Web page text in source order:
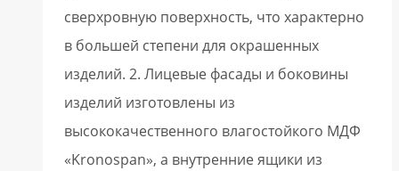
сверхровную поверхность, что характерно
в большей степени для окрашенных
изделий. 2. Лицевые фасады и боковины
изделий изготовлены из
высококачественного влагостойкого МДФ
«Kronospan», а внутренние ящики из